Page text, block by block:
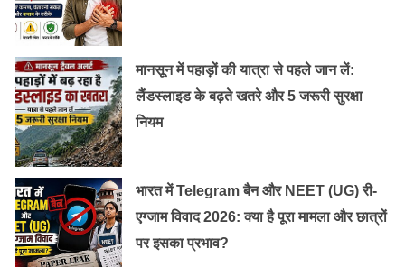
ये भी पढ़ें :भारत के ये 5 खूबसूरत पर्यटन स्थल, जहाँ आप घूमना
करंगे पसंद!
मानसून में पहाड़ों की यात्रा से पहले जान लें:
लैंडस्लाइड के बढ़ते खतरे और 5 जरूरी सुरक्षा
नियम
भारत में Telegram बैन और NEET (UG) री-
एग्जाम विवाद 2026: क्या है पूरा मामला और छात्रों
पर इसका प्रभाव?